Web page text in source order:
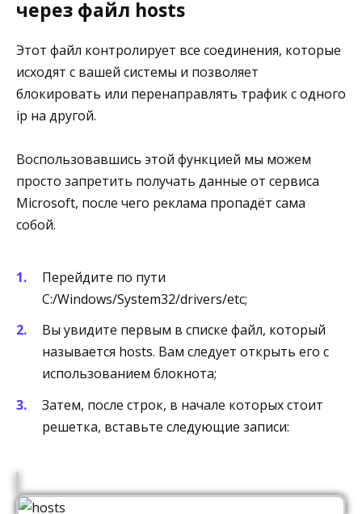
через файл hosts
Этот файл контролирует все соединения, которые
исходят с вашей системы и позволяет
блокировать или перенаправлять трафик с одного
ip на другой.
Воспользовавшись этой функцией мы можем
просто запретить получать данные от сервиса
Microsoft, после чего реклама пропадёт сама
собой.
Перейдите по пути
C:/Windows/System32/drivers/etc;
Вы увидите первым в списке файл, который
называется hosts. Вам следует открыть его с
использованием блокнота;
Затем, после строк, в начале которых стоит
решетка, вставьте следующие записи: